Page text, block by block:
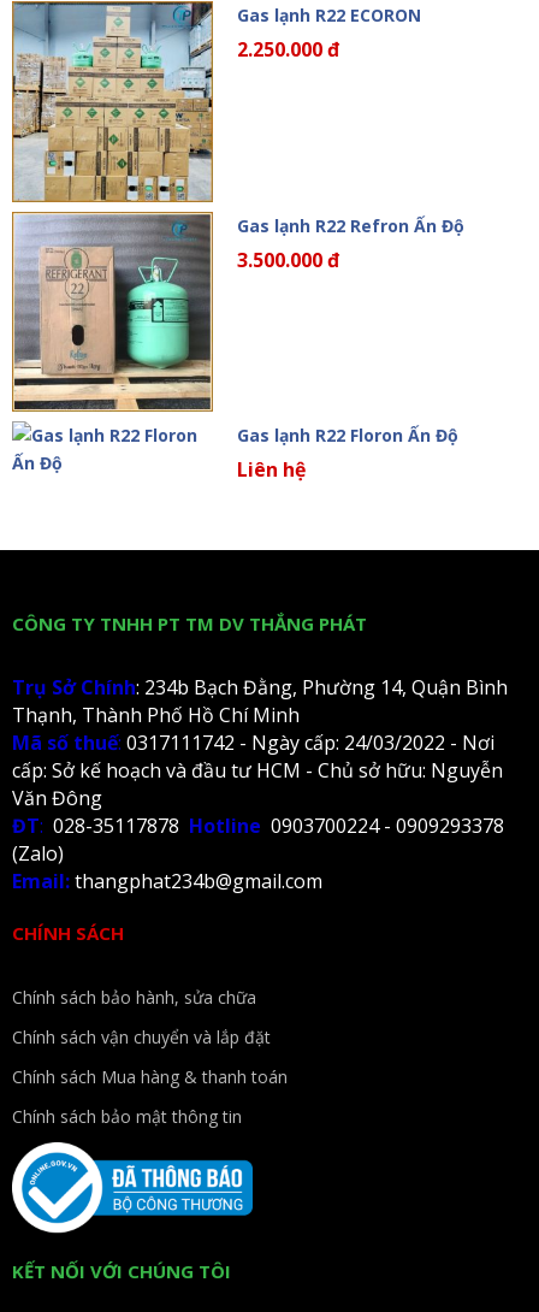
Gas lạnh R22 ECORON
2.250.000 đ
Gas lạnh R22 Refron Ấn Độ
3.500.000 đ
Gas lạnh R22 Floron Ấn Độ
Liên hệ
CÔNG TY TNHH PT TM DV THẮNG PHÁT
Trụ Sở Chính: 234b Bạch Đằng, Phường 14, Quận Bình
Thạnh, Thành Phố Hồ Chí Minh
Mã số thuế: 0317111742 - Ngày cấp: 24/03/2022 - Nơi
cấp: Sở kế hoạch và đầu tư HCM - Chủ sở hữu: Nguyễn
Văn Đông
ĐT: 028-35117878 Hotline 0903700224 - 0909293378
(Zalo)
Email:thangphat234b@gmail.com
CHÍNH SÁCH
Chính sách bảo hành, sửa chữa
Chính sách vận chuyển và lắp đặt
Chính sách Mua hàng & thanh toán
Chính sách bảo mật thông tin
KẾT NỐI VỚI CHÚNG TÔI